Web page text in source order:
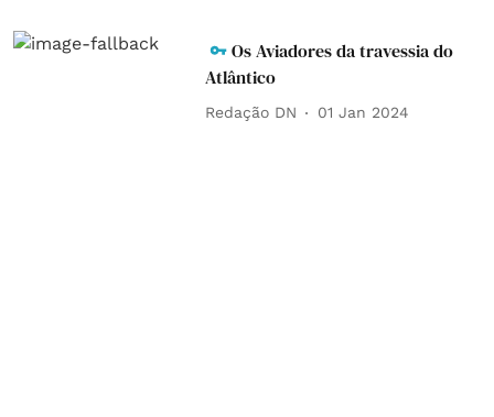
Os Aviadores da travessia do
Atlântico
Redação DN 01 Jan 2024